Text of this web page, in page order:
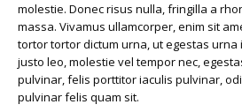
molestie. Donec risus nulla, fringilla a
massa. Vivamus ullamcorper, enim sit
tortor tortor dictum urna, ut egestas urna
justo leo, molestie vel tempor nec,
pulvinar, felis porttitor iaculis pulvinar,
pulvinar felis quam sit.